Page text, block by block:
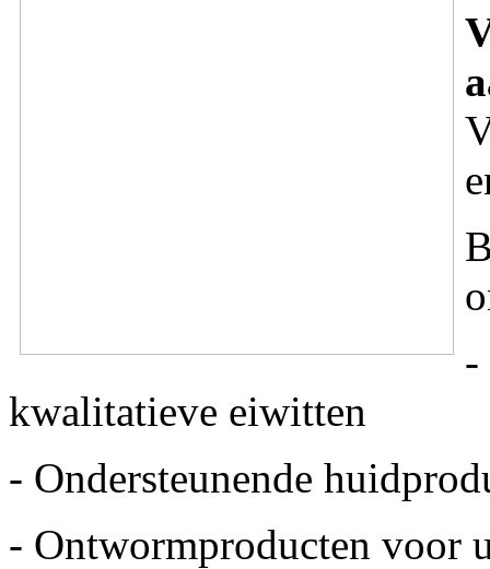
-
kwalitatieve eiwitten
- Ondersteunende
- Ontwormproducten voor